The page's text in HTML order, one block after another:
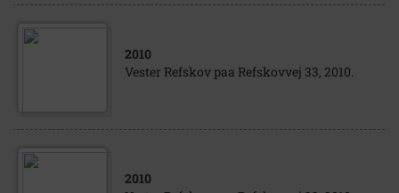
2010
Vester Refskov paa Refskovvej 33, 2010.
2010